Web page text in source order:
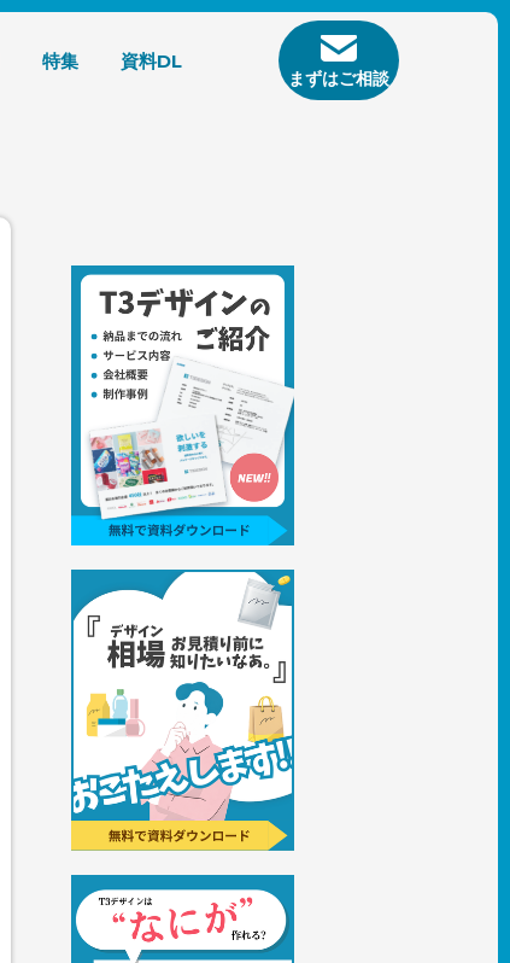
特集 資料DL
まずはご相談